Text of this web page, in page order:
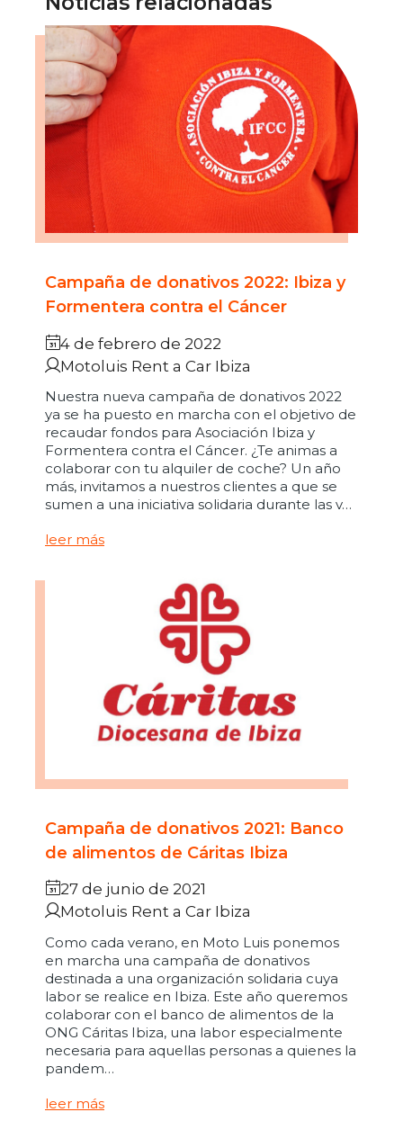
Campaña de donativos 2022: Ibiza y
Formentera contra el Cáncer
4 de febrero de 2022
Motoluis Rent a Car Ibiza
Nuestra nueva campaña de donativos 2022
ya se ha puesto en marcha con el objetivo de
recaudar fondos para Asociación Ibiza y
Formentera contra el Cáncer. ¿Te animas a
colaborar con tu alquiler de coche? Un año
más, invitamos a nuestros clientes a que se
sumen a una iniciativa solidaria durante las v…
leer más
Campaña de donativos 2021: Banco
de alimentos de Cáritas Ibiza
27 de junio de 2021
Motoluis Rent a Car Ibiza
Como cada verano, en Moto Luis ponemos
en marcha una campaña de donativos
destinada a una organización solidaria cuya
labor se realice en Ibiza. Este año queremos
colaborar con el banco de alimentos de la
ONG Cáritas Ibiza, una labor especialmente
necesaria para aquellas personas a quienes la
pandem…
leer más